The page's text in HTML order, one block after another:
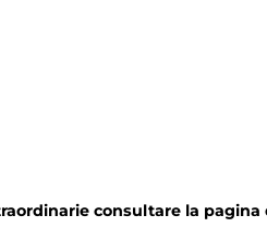
consultare la pagina